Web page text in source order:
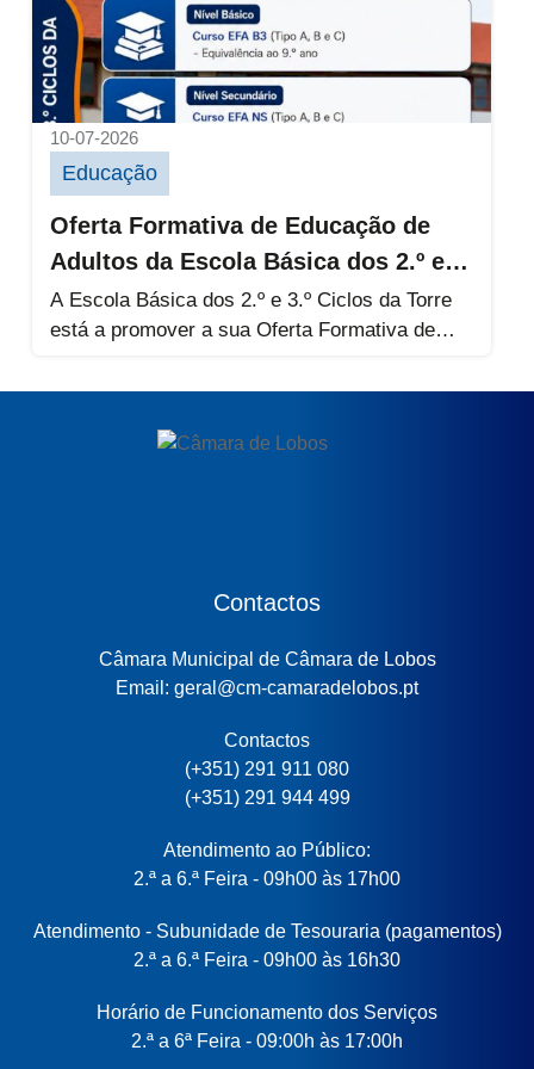
10-07-2026
Educação
Oferta Formativa de Educação de
Adultos da Escola Básica dos 2.º e
3.º Ciclos da Torre
A Escola Básica dos 2.º e 3.º Ciclos da Torre
está a promover a sua Oferta Formativa de
Contactos
Câmara Municipal de Câmara de Lobos
Email: geral@cm-camaradelobos.pt
Contactos
(+351) 291 911 080
(+351) 291 944 499
Atendimento ao Público:
2.ª a 6.ª Feira - 09h00 às 17h00
Atendimento - Subunidade de Tesouraria (pagamentos)
2.ª a 6.ª Feira - 09h00 às 16h30
Horário de Funcionamento dos Serviços
2.ª a 6ª Feira - 09:00h às 17:00h